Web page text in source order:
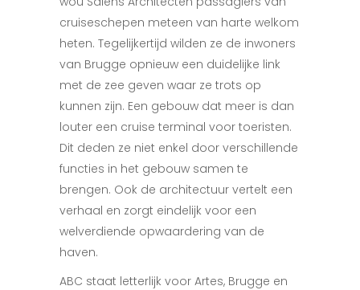
cruiseschepen meteen van harte welkom
heten. Tegelijkertijd wilden ze de inwoners
van Brugge opnieuw een duidelijke link
met de zee geven waar ze trots op
kunnen zijn. Een gebouw dat meer is dan
louter een cruise terminal voor toeristen.
Dit deden ze niet enkel door verschillende
functies in het gebouw samen te
brengen. Ook de architectuur vertelt een
verhaal en zorgt eindelijk voor een
welverdiende opwaardering van de
haven.
ABC staat letterlijk voor Artes, Brugge en